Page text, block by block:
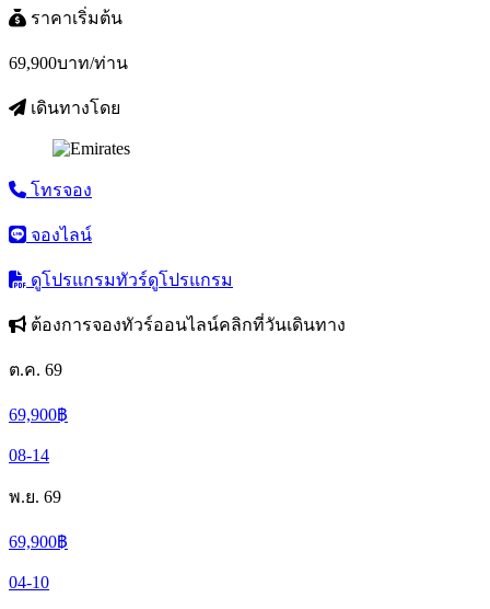
ราคาเริ่มต้น
69,900บาท/ท่าน
เดินทางโดย
โทรจอง
จองไลน์
ดูโปรแกรมทัวร์ดูโปรแกรม
ต้องการจองทัวร์ออนไลน์คลิกที่วันเดินทาง
ต.ค. 69
69,900฿
08-14
พ.ย. 69
69,900฿
04-10